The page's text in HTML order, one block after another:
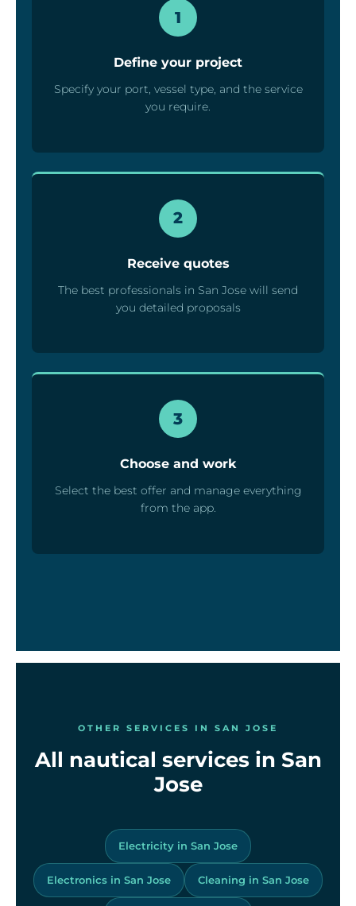
1
Define your project
Specify your port, vessel type, and the service
you require.
2
Receive quotes
The best professionals in San Jose will send
you detailed proposals
3
Choose and work
Select the best offer and manage everything
from the app.
OTHER SERVICES IN SAN JOSE
All nautical services in San
Jose
Electricity in San Jose
Electronics in San Jose Cleaning in San Jose